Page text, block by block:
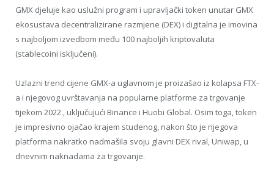
GMX djeluje kao uslužni program i upravljački token unutar GMX
ekosustava decentralizirane razmjene (DEX) i digitalna je imovina
s najboljom izvedbom među 100 najboljih kriptovaluta
(stablecoini isključeni).
Uzlazni trend cijene GMX-a uglavnom je proizašao iz kolapsa FTX-
a i njegovog uvrštavanja na popularne platforme za trgovanje
tijekom 2022., uključujući Binance i Huobi Global. Osim toga, token
je impresivno ojačao krajem studenog, nakon što je njegova
platforma nakratko nadmašila svoju glavni DEX rival, Uniwap, u
dnevnim naknadama za trgovanje.